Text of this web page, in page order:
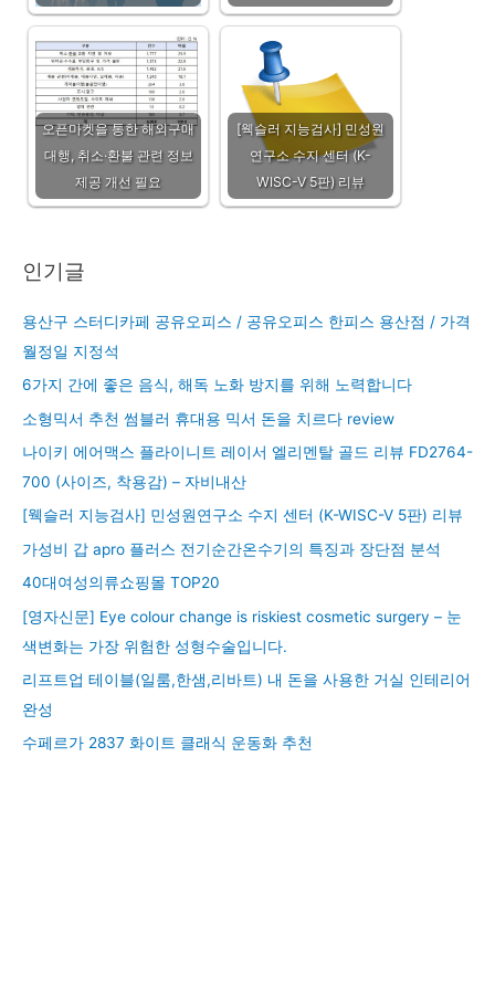
오픈마켓을 통한 해외구매
대행, 취소‧환불 관련 정보
제공 개선 필요
[웩슬러 지능검사] 민성원
연구소 수지 센터 (K-
WISC-V 5판) 리뷰
인기글
용산구 스터디카페 공유오피스 / 공유오피스 한피스 용산점 / 가격
월정일 지정석
6가지 간에 좋은 음식, 해독 노화 방지를 위해 노력합니다
소형믹서 추천 썸블러 휴대용 믹서 돈을 치르다 review
나이키 에어맥스 플라이니트 레이서 엘리멘탈 골드 리뷰 FD2764-
700 (사이즈, 착용감) – 자비내산
[웩슬러 지능검사] 민성원연구소 수지 센터 (K-WISC-V 5판) 리뷰
가성비 갑 apro 플러스 전기순간온수기의 특징과 장단점 분석
40대여성의류쇼핑몰 TOP20
[영자신문] Eye colour change is riskiest cosmetic surgery – 눈
색변화는 가장 위험한 성형수술입니다.
리프트업 테이블(일룸,한샘,리바트) 내 돈을 사용한 거실 인테리어
완성
수페르가 2837 화이트 클래식 운동화 추천